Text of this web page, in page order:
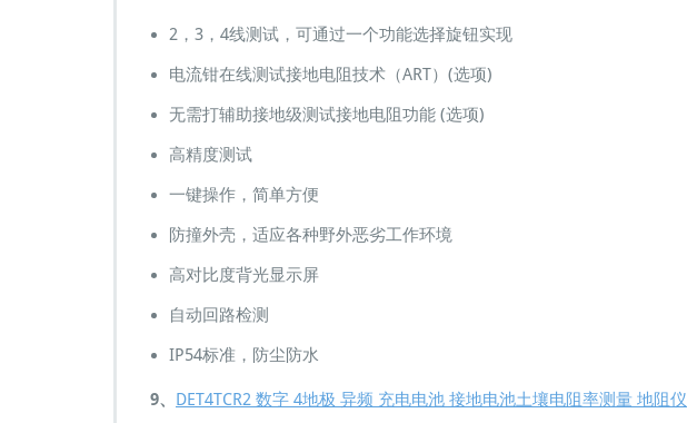
2，3，4线测试，可通过一个功能选择旋钮实现
电流钳在线测试接地电阻技术（ART）(选项)
无需打辅助接地级测试接地电阻功能 (选项)
高精度测试
一键操作，简单方便
防撞外壳，适应各种野外恶劣工作环境
高对比度背光显示屏
自动回路检测
IP54标准，防尘防水
9、 DET4TCR2 数字 4地极 异频 充电电池 接地电池土壤电阻率测量 地阻仪